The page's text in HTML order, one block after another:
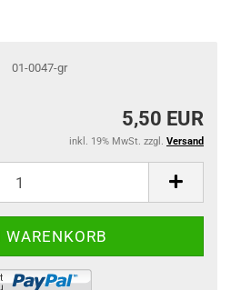
01-0047-gr
5,50 EUR
inkl. 19% MwSt. zzgl. Versand